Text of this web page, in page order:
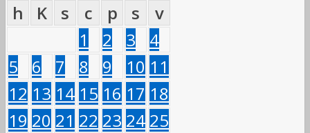
h
K s c p s
v
1
2 3
4
5
6 7 8 9 10 11
12 13 14 15 16 17 18
19 20 21 22 23 24 25